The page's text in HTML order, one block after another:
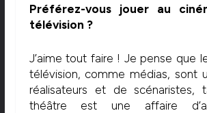
Préférez-vous jouer au
télévision ?
J’aime tout faire ! Je pense que
télévision, comme médias, sont
réalisateurs et de scénaristes,
théâtre est une affaire